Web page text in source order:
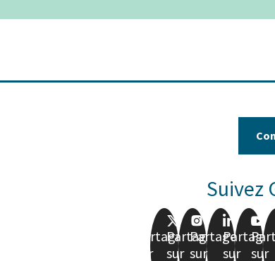
Suivez
Partager
sur
Partager
sur
Partager
sur
Partager
sur sur